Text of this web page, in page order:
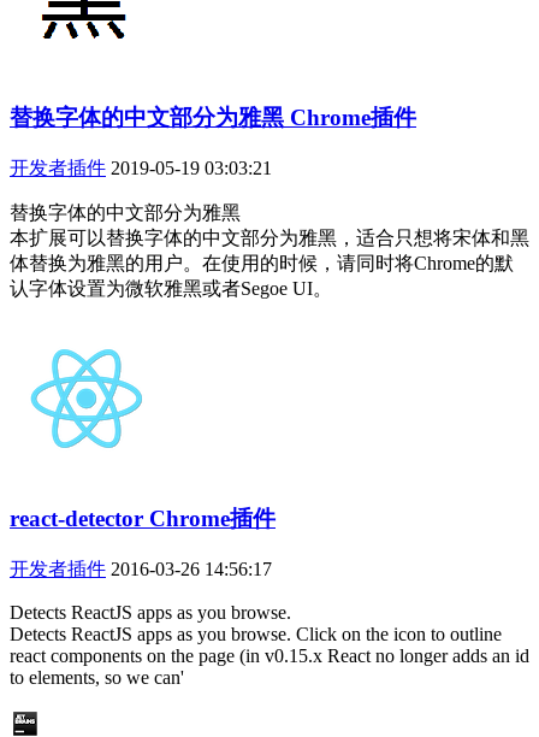
替换字体的中文部分为雅黑 Chrome插件
开发者插件 2019-05-19 03:03:21
替换字体的中文部分为雅黑
本扩展可以替换字体的中文部分为雅黑，适合只想将宋体和黑
体替换为雅黑的用户。在使用的时候，请同时将Chrome的默
认字体设置为微软雅黑或者Segoe UI。
react-detector Chrome插件
开发者插件 2016-03-26 14:56:17
Detects ReactJS apps as you browse.
Detects ReactJS apps as you browse. Click on the icon to outline
react components on the page (in v0.15.x React no longer adds an id
to elements, so we can'